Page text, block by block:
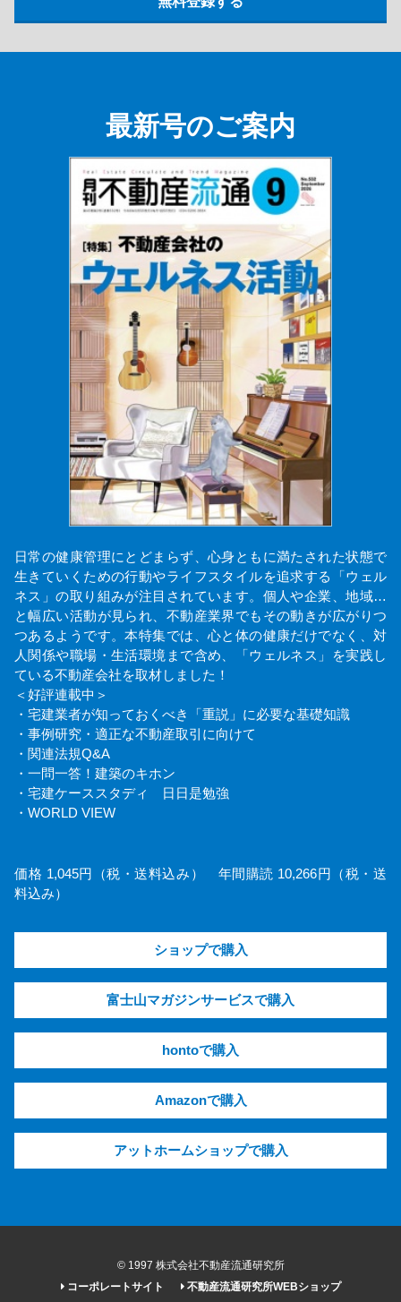
最新号のご案内
日常の健康管理にとどまらず、心身ともに満たされた状態で
生きていくための行動やライフスタイルを追求する「ウェル
ネス」の取り組みが注目されています。個人や企業、地域…
と幅広い活動が見られ、不動産業界でもその動きが広がりつ
つあるようです。本特集では、心と体の健康だけでなく、対
人関係や職場・生活環境まで含め、「ウェルネス」を実践し
ている不動産会社を取材しました！
＜好評連載中＞
・宅建業者が知っておくべき「重説」に必要な基礎知識
・事例研究・適正な不動産取引に向けて
・関連法規Q&A
・一問一答！建築のキホン
・宅建ケーススタディ 日日是勉強
・WORLD VIEW
価格 1,045円（税・送料込み） 年間購読 10,266円（税・送
料込み）
ショップで購入
富士山マガジンサービスで購入
hontoで購入
Amazonで購入
アットホームショップで購入
© 1997 株式会社不動産流通研究所
コーポレートサイト
不動産流通研究所WEBショップ